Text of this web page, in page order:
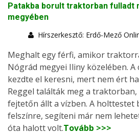
Patakba borult traktorban fulladt
megyében
Hírszerkesztő: Erdő-Mező
Meghalt egy férfi, amikor
Nógrád megyei Iliny közelében. A
kezdte el keresni, mert nem ért
Reggel találták meg a
fejtetőn állt a vízben. A holttestet
felszínre, segíteni már nem
óta halott volt.Tovább >>>